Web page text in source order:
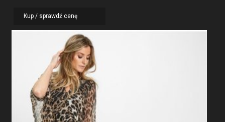
Kup / sprawdź cenę